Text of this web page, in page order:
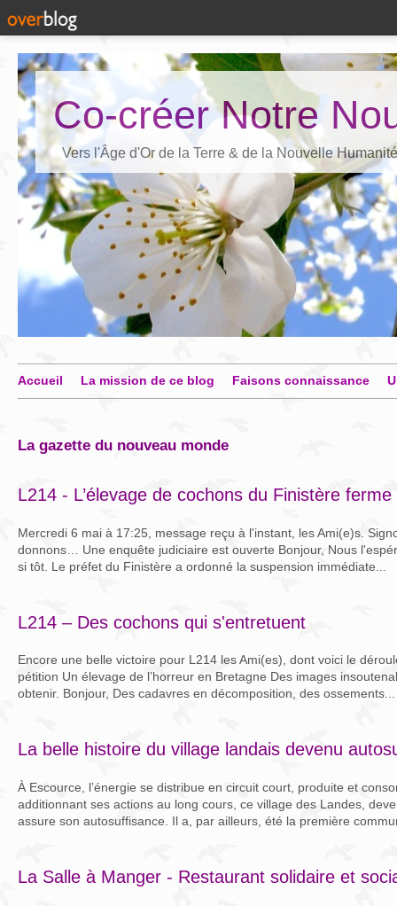
Co-créer Notre
Vers l'Âge d'Or de la Terre & de la Nouvelle Humanité
Accueil La mission de ce blog Faisons connaissance
la gazette du nouveau monde
L214 - L’élevage de cochons du Finistère
Mercredi 6 mai à 17:25, message reçu à l'instant, les Ami(e)s.
donnons… Une enquête judiciaire est ouverte Bonjour, Nous
si tôt. Le préfet du Finistère a ordonné la suspension immédiate...
L214 – Des cochons qui s'entretuent
Encore une belle victoire pour L214 les Ami(es), dont voici le
pétition Un élevage de l’horreur en Bretagne Des images
obtenir. Bonjour, Des cadavres en décomposition, des ossements...
La belle histoire du village landais devenu
À Escource, l’énergie se distribue en circuit court, produite et
additionnant ses actions au long cours, ce village des Landes,
assure son autosuffisance. Il a, par ailleurs, été la première
La Salle à Manger - Restaurant solidaire et